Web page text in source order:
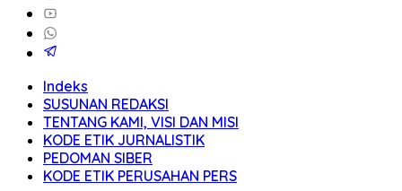
Indeks
SUSUNAN REDAKSI
TENTANG KAMI, VISI DAN MISI
KODE ETIK JURNALISTIK
PEDOMAN SIBER
KODE ETIK PERUSAHAN PERS